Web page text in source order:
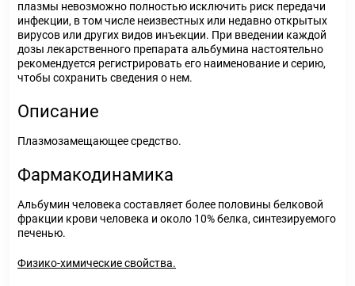
плазмы невозможно полностью исключить риск передачи
инфекции, в том числе неизвестных или недавно открытых
вирусов или других видов инъекции. При введении каждой
дозы лекарственного препарата альбумина настоятельно
рекомендуется регистрировать его наименование и серию,
чтобы сохранить сведения о нем.
Описание
Плазмозамещающее средство.
Фармакодинамика
Альбумин человека составляет более половины белковой
фракции крови человека и около 10% белка, синтезируемого
печенью.
Физико-химические свойства.